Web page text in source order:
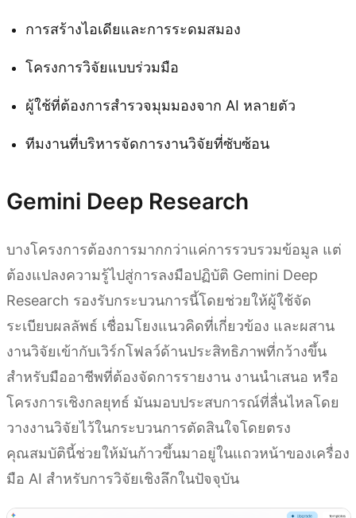
การสร้างไอเดียและการระดมสมอง
โครงการวิจัยแบบร่วมมือ
ผู้ใช้ที่ต้องการสำรวจมุมมองจาก AI หลายตัว
ทีมงานที่บริหารจัดการงานวิจัยที่ซับซ้อน
Gemini Deep Research
บางโครงการต้องการมากกว่าแค่การรวบรวมข้อมูล แต่
ต้องแปลงความรู้ไปสู่การลงมือปฏิบัติ Gemini Deep
Research รองรับกระบวนการนี้โดยช่วยให้ผู้ใช้จัด
ระเบียบผลลัพธ์ เชื่อมโยงแนวคิดที่เกี่ยวข้อง และผสาน
งานวิจัยเข้ากับเวิร์กโฟลว์ด้านประสิทธิภาพที่กว้างขึ้น
สำหรับมืออาชีพที่ต้องจัดการรายงาน งานนำเสนอ หรือ
โครงการเชิงกลยุทธ์ มันมอบประสบการณ์ที่ลื่นไหลโดย
วางงานวิจัยไว้ในกระบวนการตัดสินใจโดยตรง
คุณสมบัตินี้ช่วยให้มันก้าวขึ้นมาอยู่ในแถวหน้าของเครื่อง
มือ AI สำหรับการวิจัยเชิงลึกในปัจจุบัน